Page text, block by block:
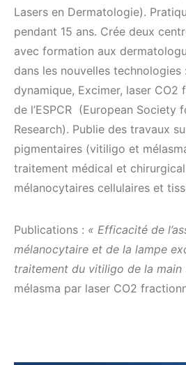
Lasers en Dermatologie).
pendant 15 ans. Crée deux
avec formation aux
dans les nouvelles
dynamique, Excimer, laser CO2
de l’ESPCR (European Society
Research). Publie des travaux
pigmentaires (vitiligo et
traitement médical et
mélanocytaires cellulaires et
Publications : « Efficacité de
mélanocytaire et de la lampe
traitement du vitiligo de la main
mélasma par laser CO2